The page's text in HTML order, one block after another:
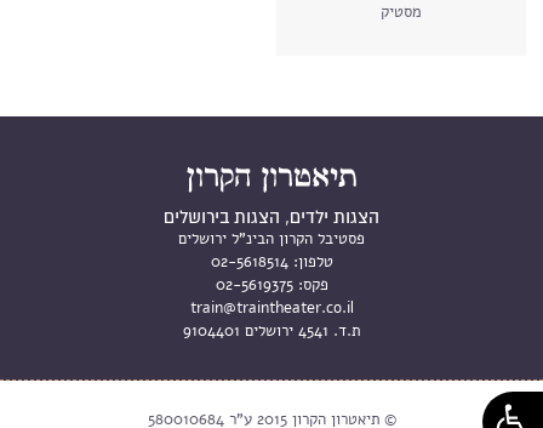
מסטיק
הצגות ילדים, הצגות בירושלים
פסטיבל הקרון הבינ"ל ירושלים
טלפון: 02-5618514
פקס: 02-5619375
train@traintheater.co.il
ת.ד. 4541 ירושלים 9104401
© תיאטרון הקרון 2015 ע"ר 580010684